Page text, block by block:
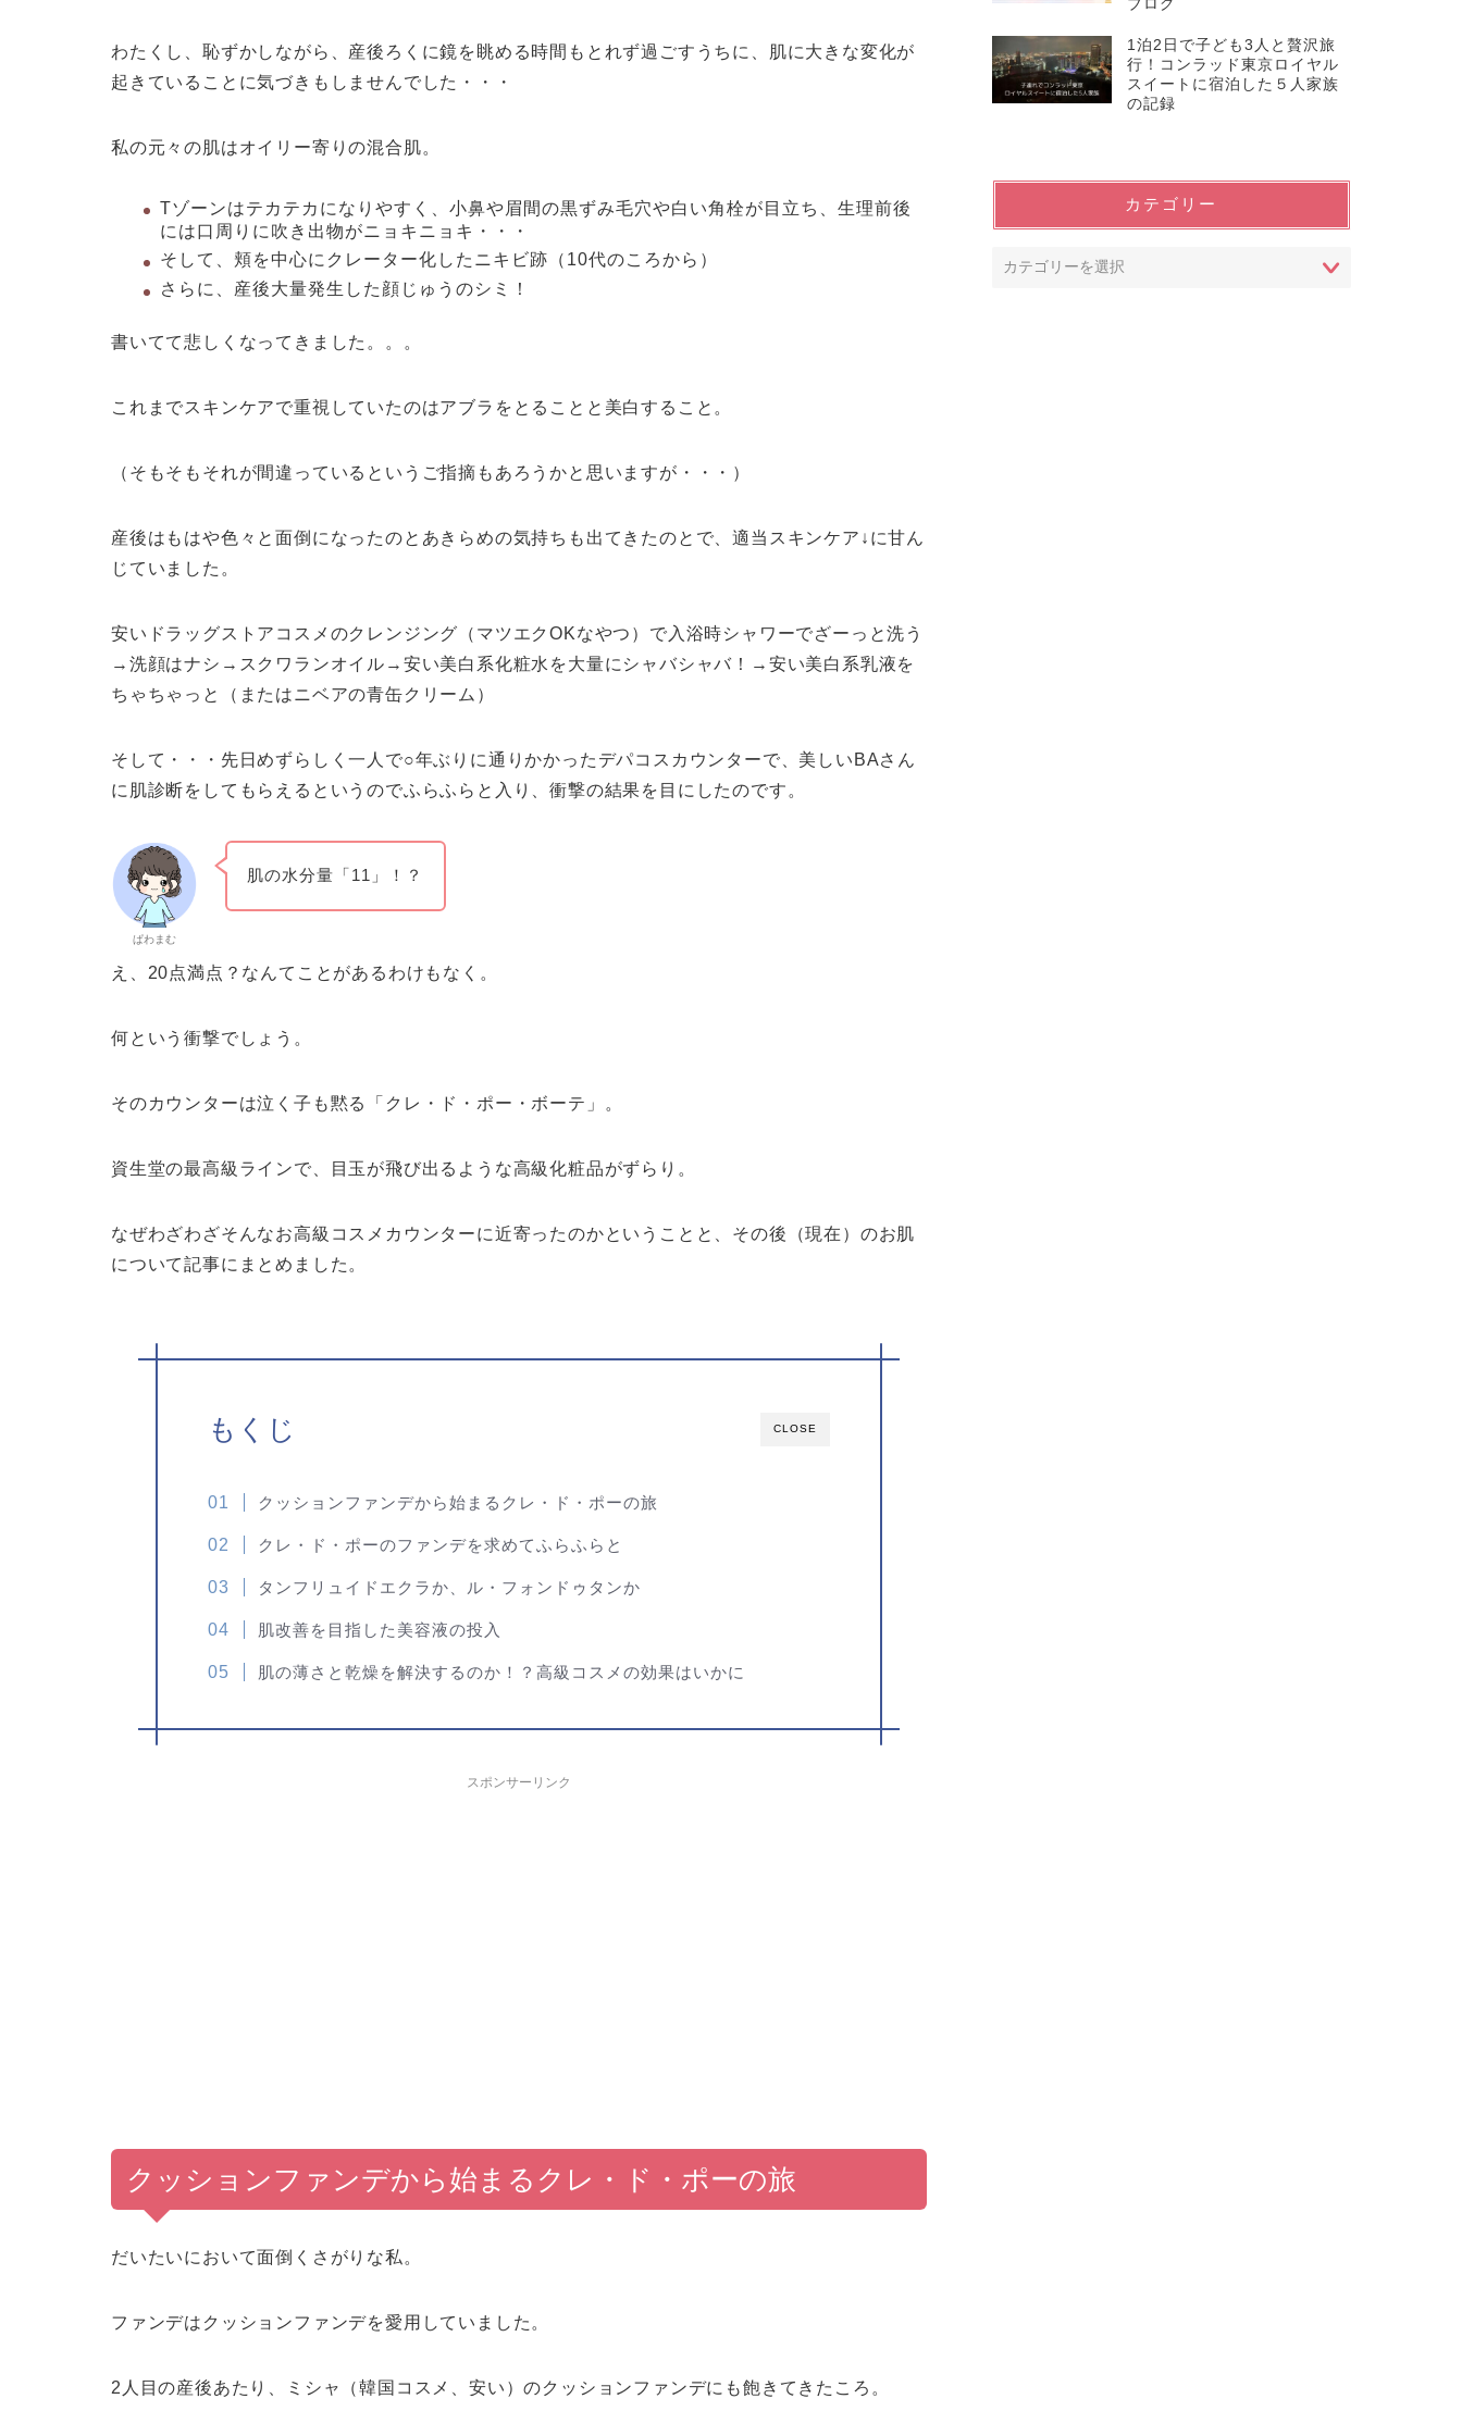
わたくし、恥ずかしながら
、産後ろくに鏡を眺める時間もとれず過ごすうちに、肌に大きな変化が
起きていることに気づきもしませんでした・・・
私の元々の肌はオイリー寄りの混合肌。
Tゾーンはテカテカになりやすく、小鼻や眉間の黒ずみ毛穴や白い角栓が目立ち、生理前後
には口周りに吹き出物がニョキニョキ・・・
そして、頬を中心にクレーター化したニキビ跡（10代のころから）
さらに、産後大量発生した顔じゅうのシミ！
書いてて悲しくなってきました。。。
これまでスキンケアで重視していたのはアブラをとることと美白すること。
（そもそもそれが間違っているというご指摘もあろうかと思いますが・・・）
産後はもはや色々と面倒になったのとあきらめの気持ちも出てきたのとで、適当スキンケア↓に甘ん
じていました。
安いドラッグストアコスメのクレンジング（マツエクOKなやつ）で入浴時シャワーでざーっと洗う
→洗顔はナシ→スクワランオイル→安い美白系化粧水を大量にシャバシャバ！→安い美白系乳液を
ちゃちゃっと（またはニベアの青缶クリーム）
そして・・・先日めずらしく一人で○年ぶりに通りかかったデパコスカウンターで、美しいBAさん
に肌診断をしてもらえるというのでふらふらと入り、衝撃の結果を目にしたのです。
ぱわまむ
肌の水分量「11」！？
え、20点満点？なんてことがあるわけもなく。
何という衝撃でしょう。
そのカウンターは泣く子も黙る「クレ・ド・ポー・ボーテ」。
資生堂の最高級ラインで、目玉が飛び出るような高級化粧品がずらり。
なぜわざわざそんなお高級コスメカウンターに近寄ったのかということと、その後（現在）のお肌
について記事にまとめました。
CLOSE
もくじ
クッションファンデから始まるクレ・ド・ポーの旅
クレ・ド・ポーのファンデを求めてふらふらと
タンフリュイドエクラか、ル・フォンドゥタンか
肌改善を目指した美容液の投入
肌の薄さと乾燥を解決するのか！？高級コスメの効果はいかに
スポンサーリンク
クッションファンデから始まるクレ・ド・ポーの旅
だいたいにおいて面倒くさがりな私。
ファンデはクッションファンデを愛用していました。
2人目の産後あたり、ミシャ（韓国コスメ、安い）のクッションファンデにも飽きてきたころ。
ブログ
1泊2日で子ども3人と贅沢旅
行！コンラッド東京ロイヤル
スイートに宿泊した５人家族
の記録
カテゴリー